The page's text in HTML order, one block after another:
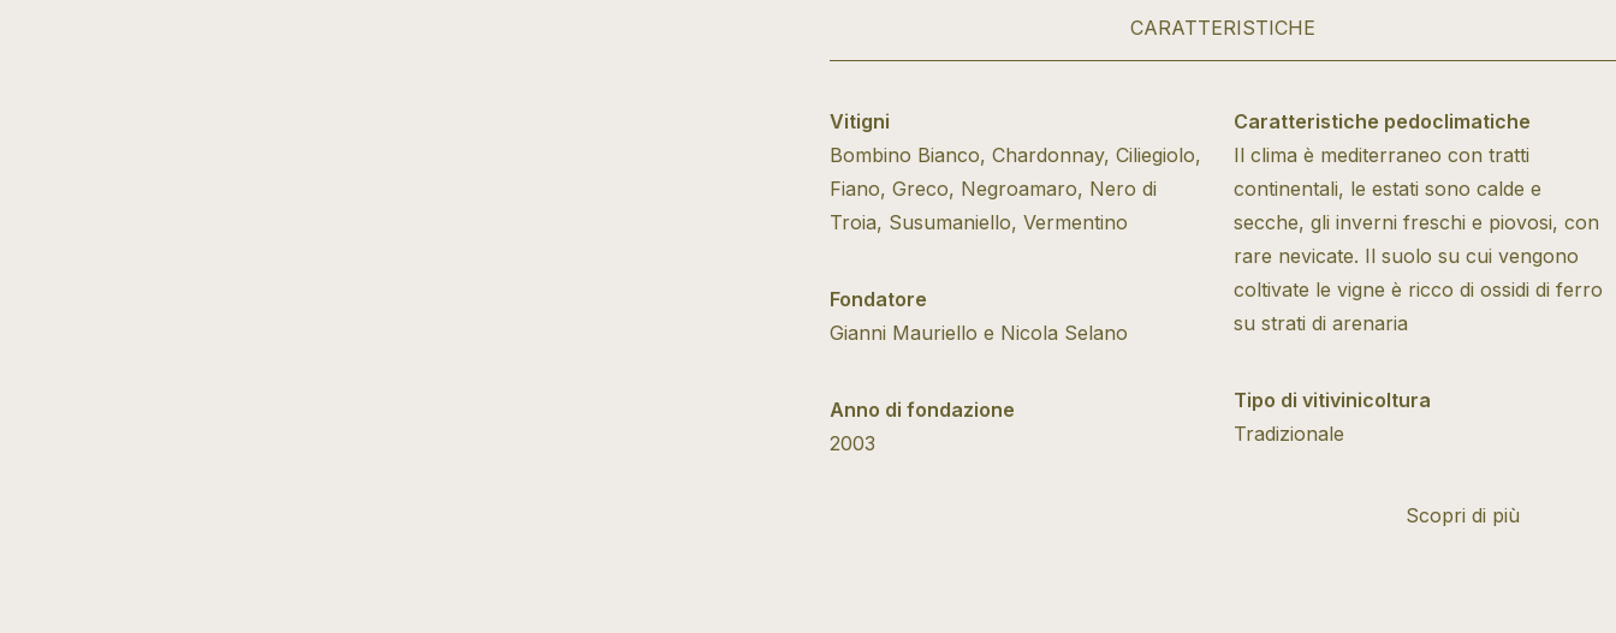
CARATTERISTICHE
Vitigni
Bombino Bianco, Chardonnay, Ciliegiolo,
Fiano, Greco, Negroamaro, Nero di
Troia, Susumaniello, Vermentino
Fondatore
Gianni Mauriello e Nicola Selano
Anno di fondazione
2003
Caratteristiche pedoclimatiche
Il clima è mediterraneo con tratti
continentali, le estati sono calde e
secche, gli inverni freschi e piovosi, con
rare nevicate. Il suolo su cui vengono
coltivate le vigne è ricco di ossidi di ferro
su strati di arenaria
Tipo di vitivinicoltura
Tradizionale
Scopri di più